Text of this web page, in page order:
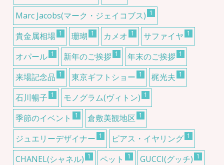
Marc Jacobs(マーク・ジェイコブス) 1
貴金属相場 1 珊瑚 1 カメオ 1 サファイヤ 1
オパール 1 新年のご挨拶 1 年末のご挨拶 1
来場記念品 1 東京ギフトショー 1 梶光夫 1
石川暢子 1 モノグラム(ヴィトン) 1
季節のイベント 1 倉敷美観地区 1
ジュエリーデザイナー 1 ピアス・イヤリング 1
CHANEL(シャネル) 1 ペット 1 GUCCI(グッチ) 1